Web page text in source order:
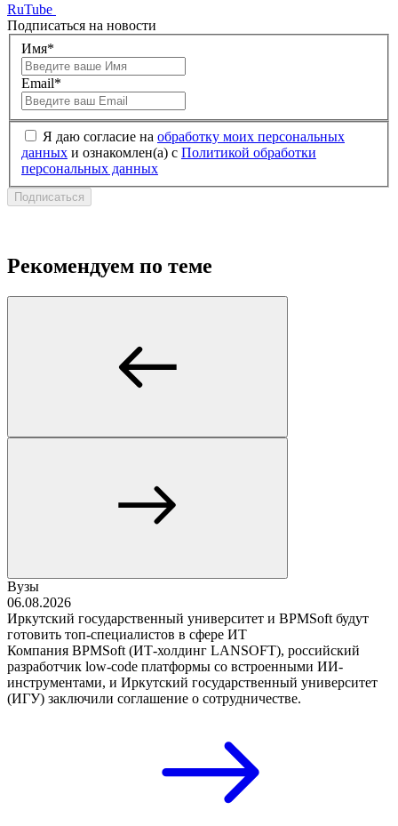
RuTube
Подписаться на новости
Имя*
Email*
Я даю согласие на обработку моих персональных
данных и ознакомлен(а) с Политикой обработки
персональных данных
Подписаться
Рекомендуем по теме
Вузы
06.08.2026
Иркутский государственный университет и BPMSoft будут
готовить топ-специалистов в сфере ИТ
Компания BPMSoft (ИТ-холдинг LANSOFT), российский
разработчик low-code платформы со встроенными ИИ-
инструментами, и Иркутский государственный университет
(ИГУ) заключили соглашение о сотрудничестве.